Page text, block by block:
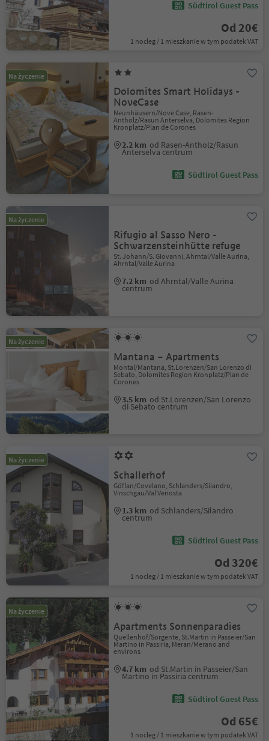
Südtirol Guest Pass
Od 20€
1 nocleg / 1 mieszkanie w tym podatek VAT
Na życzenie
Dolomites Smart Holidays -
NoveCase
Neunhäusern/Nove Case, Rasen-
Antholz/Rasun Anterselva, Dolomites Region
Kronplatz/Plan de Corones
2.2 km od Rasen-Antholz/Rasun
Anterselva centrum
Südtirol Guest Pass
Na życzenie
Rifugio al Sasso Nero -
Schwarzensteinhütte refuge
St. Johann/S. Giovanni, Ahrntal/Valle Aurina,
Ahrntal/Valle Aurina
7.2 km od Ahrntal/Valle Aurina
centrum
Na życzenie
Mantana – Apartments
Montal/Mantana, St.Lorenzen/San Lorenzo di
Sebato, Dolomites Region Kronplatz/Plan de
Corones
3.5 km od St.Lorenzen/San Lorenzo
di Sebato centrum
Na życzenie
Schallerhof
Göflan/Covelano, Schlanders/Silandro,
Vinschgau/Val Venosta
1.3 km od Schlanders/Silandro
centrum
Südtirol Guest Pass
Od 320€
1 nocleg / 1 mieszkanie w tym podatek VAT
Na życzenie
Apartments Sonnenparadies
Quellenhof/Sorgente, St.Martin in Passeier/San
Martino in Passiria, Meran/Merano and
environs
4.7 km od St.Martin in Passeier/San
Martino in Passiria centrum
Südtirol Guest Pass
Od 65€
1 nocleg / 1 mieszkanie w tym podatek VAT